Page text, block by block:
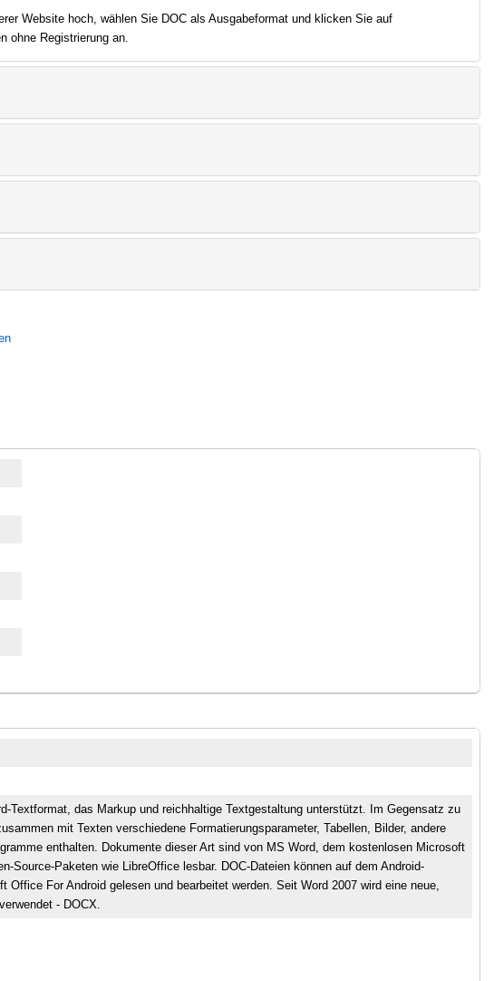
Website hoch, wählen Sie DOC als Ausgabeformat und klicken Sie auf
ohne Registrierung an.
Textformat, das Markup und reichhaltige Textgestaltung unterstützt. Im Gegensatz zu
mit Texten verschiedene Formatierungsparameter, Tabellen, Bilder, andere
enthalten. Dokumente dieser Art sind von MS Word, dem kostenlosen Microsoft
Source-Paketen wie LibreOffice lesbar. DOC-Dateien können auf dem Android-
Office For Android gelesen und bearbeitet werden. Seit Word 2007 wird eine neue,
- DOCX.